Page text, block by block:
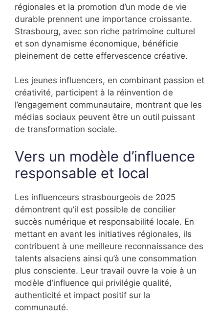
régionales et la promotion d’un mode de vie
durable prennent une importance croissante.
Strasbourg, avec son riche patrimoine culturel
et son dynamisme économique, bénéficie
pleinement de cette effervescence créative.
Les jeunes influencers, en combinant passion et
créativité, participent à la réinvention de
l’engagement communautaire, montrant que les
médias sociaux peuvent être un outil puissant
de transformation sociale.
Vers un modèle d’influence
responsable et local
Les influenceurs strasbourgeois de 2025
démontrent qu’il est possible de concilier
succès numérique et responsabilité locale. En
mettant en avant les initiatives régionales, ils
contribuent à une meilleure reconnaissance des
talents alsaciens ainsi qu’à une consommation
plus consciente. Leur travail ouvre la voie à un
modèle d’influence qui privilégie qualité,
authenticité et impact positif sur la
communauté.